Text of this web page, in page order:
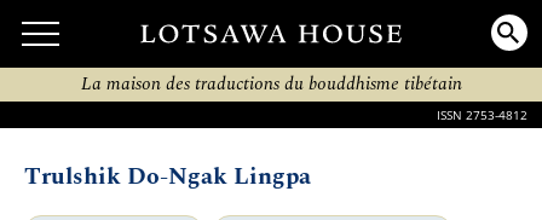
La maison des traductions du bouddhisme tibétain
ISSN 2753-4812
Trulshik Do-Ngak Lingpa